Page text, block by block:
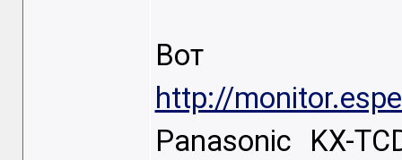
Вот
http://
Panasonic KX-